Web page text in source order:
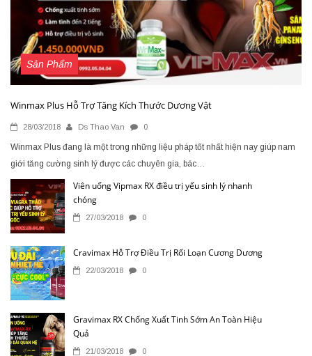
Sản Phẩm
Winmax Plus Hỗ Trợ Tăng Kích Thước Dương Vật
28/03/2018 Ds Thao Van 0
Winmax Plus đang là một trong những liệu pháp tốt nhất hiện nay giúp nam
giới tăng cường sinh lý được các chuyên gia, bác…
Viên uống Vipmax RX điều trị yếu sinh lý nhanh
chóng
27/03/2018 0
Cravimax Hỗ Trợ Điều Trị Rối Loạn Cương Dương
22/03/2018 0
Gravimax RX Chống Xuất Tinh Sớm An Toàn Hiệu
Quả
21/03/2018 0